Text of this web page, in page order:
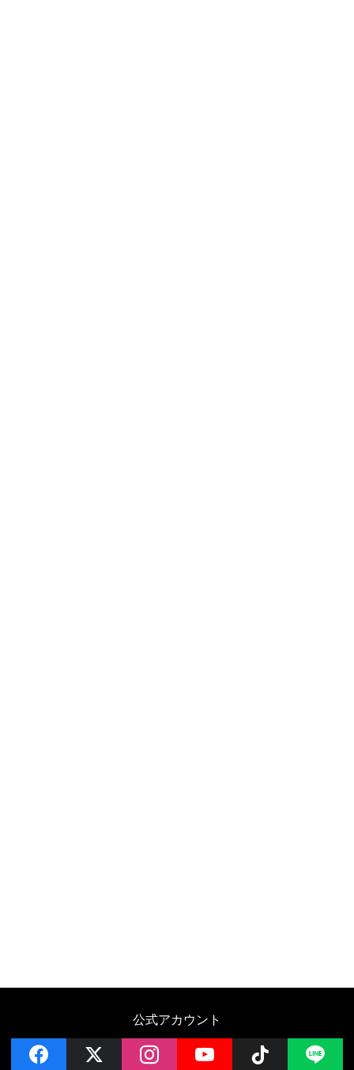
公式アカウント
facebook instagramYouTube Follow